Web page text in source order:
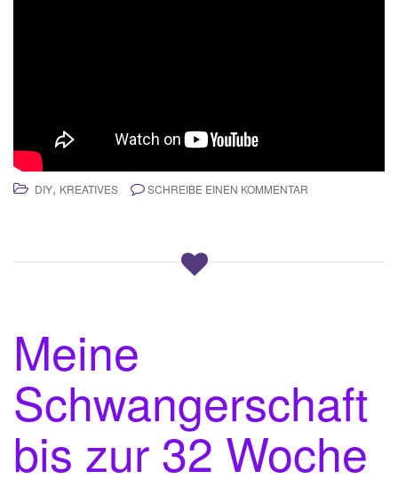
DIY, KREATIVES SCHREIBE EINEN KOMMENTAR
Meine
Schwangerschaft
bis zur 32 Woche